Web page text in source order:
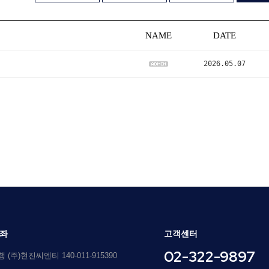
NAME DATE
2026.05.07
(주)현진씨엔티 140-011-915390
고객센터
02-322-9897